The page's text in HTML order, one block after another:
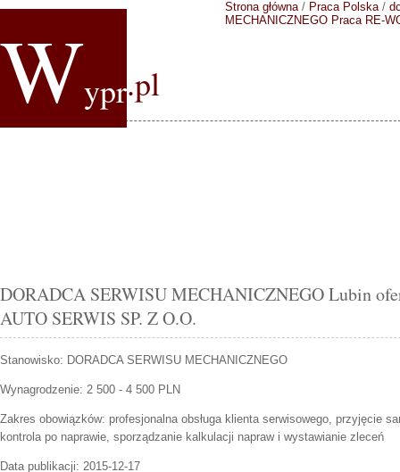
Wypr.pl
Strona główna/ Praca Polska/
MECHANICZNEGO Praca RE-
DORADCA SERWISU MECHANICZNEGO Lubin
AUTO SERWIS SP. Z O.O.
Stanowisko: DORADCA SERWISU MECHANICZNEGO
Wynagrodzenie: 2 500 - 4 500 PLN
Zakres obowiązków: profesjonalna obsługa klienta serwisowego, przyjęcie
kontrola po naprawie, sporządzanie kalkulacji napraw i wystawianie zleceń
Data publikacji: 2015-12-17